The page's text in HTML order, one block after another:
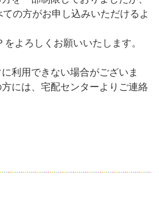
の方がお申し込みいただけるよ
よろしくお願いいたします。
利用できない場合がございま
には、宅配センターよりご連絡